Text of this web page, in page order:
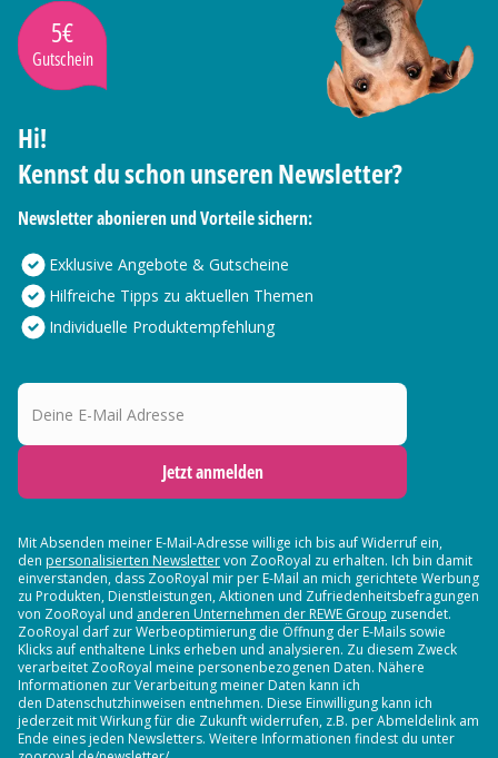
5€
Gutschein
Hi!
Kennst du schon unseren Newsletter?
Newsletter abonieren und Vorteile sichern:
Exklusive Angebote & Gutscheine
Hilfreiche Tipps zu aktuellen Themen
Individuelle Produktempfehlung
Deine E-Mail Adresse
Jetzt anmelden
Mit Absenden meiner E-Mail-Adresse willige ich bis auf Widerruf ein,
den personalisierten Newslettervon ZooRoyal zu erhalten. Ich bin damit
einverstanden, dass ZooRoyal mir per E-Mail an mich gerichtete Werbung
zu Produkten, Dienstleistungen, Aktionen und Zufriedenheitsbefragungen
von ZooRoyal und anderen Unternehmen der REWE Group zusendet.
ZooRoyal darf zur Werbeoptimierung die Öffnung der E-Mails sowie
Klicks auf enthaltene Links erheben und analysieren. Zu diesem Zweck
verarbeitet ZooRoyal meine personenbezogenen Daten. Nähere
Informationen zur Verarbeitung meiner Daten kann ich
den Datenschutzhinweisen entnehmen. Diese Einwilligung kann ich
jederzeit mit Wirkung für die Zukunft widerrufen, z.B. per Abmeldelink am
Ende eines jeden Newsletters. Weitere Informationen findest du unter